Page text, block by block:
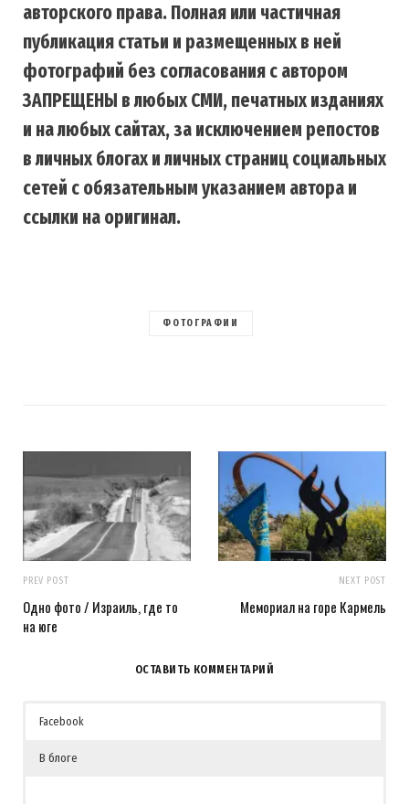
авторского права. Полная или частичная
публикация статьи и размещенных в ней
фотографий без согласования с автором
ЗАПРЕЩЕНЫ в любых СМИ, печатных изданиях
и на любых сайтах, за исключением репостов
в личных блогах и личных страниц социальных
сетей с обязательным указанием автора и
ссылки на оригинал.
ФОТОГРАФИИ
PREV POST
Одно фото / Израиль, где то
на юге
NEXT POST
Мемориал на горе Кармель
ОСТАВИТЬ КОММЕНТАРИЙ
Facebook
В блоге